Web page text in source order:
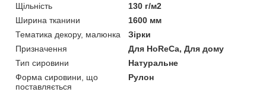
Щільність
130 г/м2
Ширина тканини
1600 мм
Тематика декору, малюнка
Зірки
Призначення
Для HoReCa, Для дому
Тип сировини
Натуральне
Форма сировини, що
поставляється
Рулон